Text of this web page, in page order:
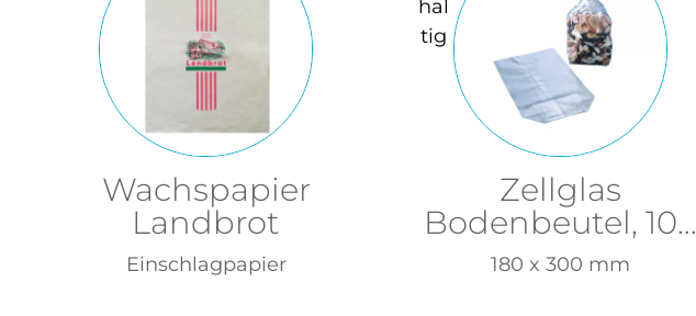
Wachspapier
Landbrot
Einschlagpapier
Zellglas
Bodenbeutel, 100
Stk
180 x 300 mm